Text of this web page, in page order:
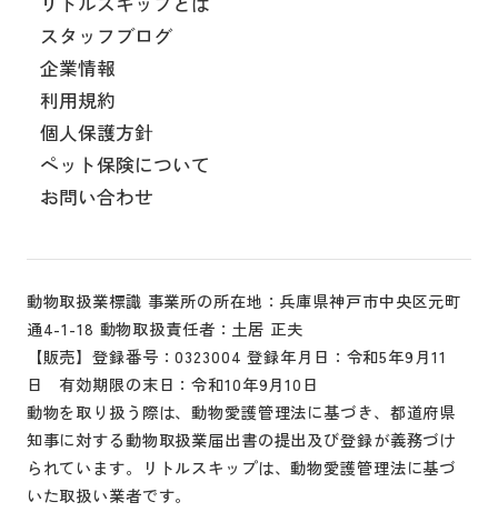
スタッフブログ
企業情報
利用規約
個人保護方針
ペット保険について
お問い合わせ
動物取扱業標識 事業所の所在地：兵庫県神戸市中央区元町
通4-1-18 動物取扱責任者：土居 正夫
【販売】登録番号：0323004 登録年月日：令和5年9月11
日 有効期限の末日：令和10年9月10日
動物を取り扱う際は、動物愛護管理法に基づき、都道府県
知事に対する動物取扱業届出書の提出及び登録が義務づけ
られています。リトルスキップは、動物愛護管理法に基づ
いた取扱い業者です。